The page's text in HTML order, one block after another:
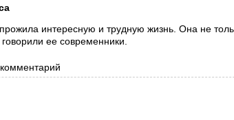
прожила интересную и трудную жизнь. Она не
ее современники.
Андреевна